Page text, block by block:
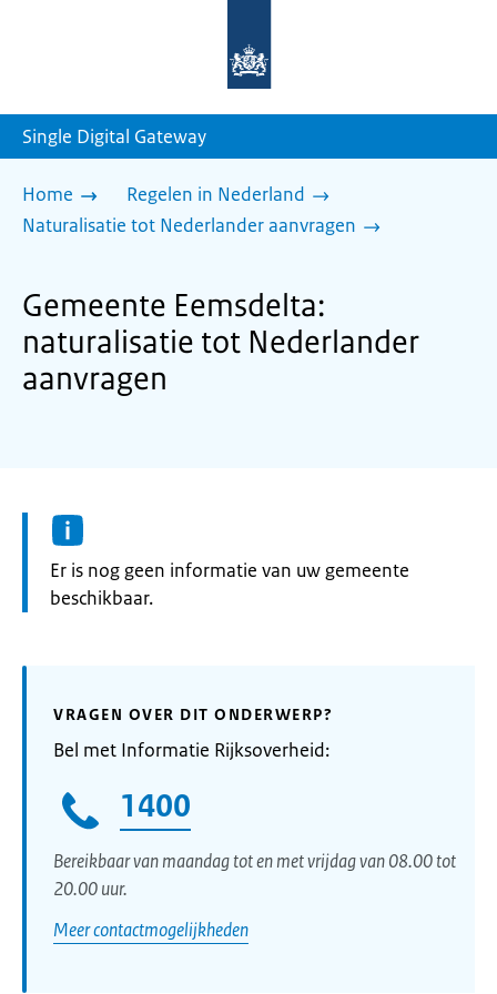
homepage
Single Digital Gateway
Home
Regelen in Nederland
Naturalisatie tot Nederlander aanvragen
Gemeente Eemsdelta:
naturalisatie tot Nederlander
aanvragen
Informatie:
Er is nog geen informatie van uw gemeente
beschikbaar.
VRAGEN OVER DIT ONDERWERP?
Bel met Informatie Rijksoverheid:
1400
Bereikbaar van maandag tot en met vrijdag van 08.00 tot
20.00 uur.
Meer contactmogelijkheden